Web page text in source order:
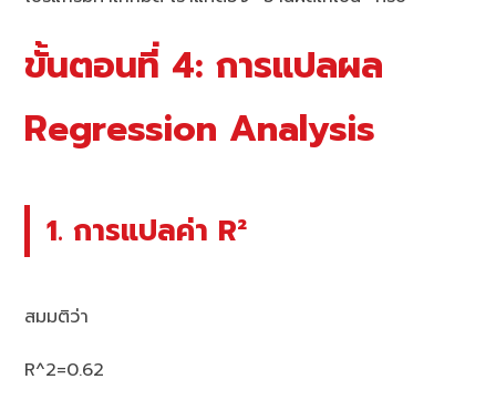
ขั้นตอนที่ 4: การแปลผล
Regression Analysis
1. การแปลค่า R²
สมมติว่า
R^2=0.62